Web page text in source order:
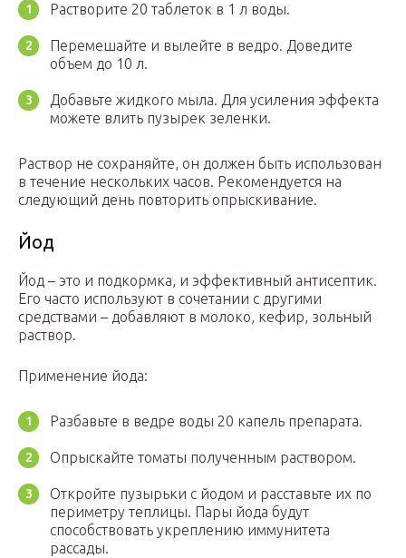
Растворите 20 таблеток в 1 л воды.
Перемешайте и вылейте в ведро. Доведите
объем до 10 л.
Добавьте жидкого мыла. Для усиления эффекта
можете влить пузырек зеленки.
Раствор не сохраняйте, он должен быть использован
в течение нескольких часов. Рекомендуется на
следующий день повторить опрыскивание.
Йод
Йод – это и подкормка, и эффективный антисептик.
Его часто используют в сочетании с другими
средствами – добавляют в молоко, кефир, зольный
раствор.
Применение йода:
Разбавьте в ведре воды 20 капель препарата.
Опрыскайте томаты полученным раствором.
Откройте пузырьки с йодом и расставьте их по
периметру теплицы. Пары йода будут
способствовать укреплению иммунитета
рассады.